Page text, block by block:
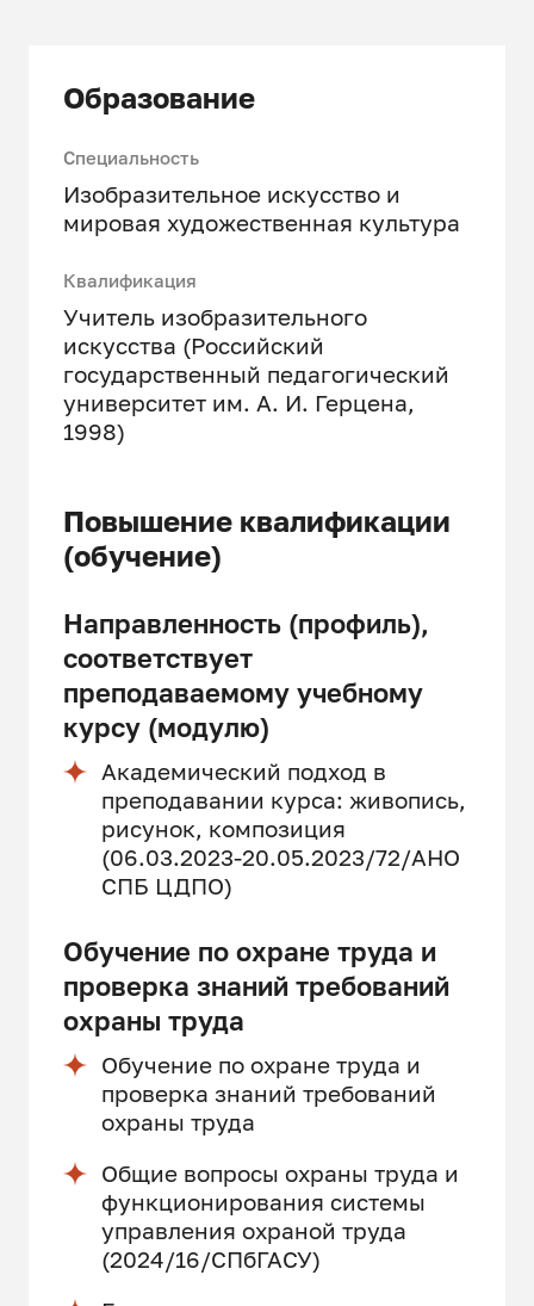
Образование
Специальность
Изобразительное искусство и
мировая художественная культура
Квалификация
Учитель изобразительного
искусства (Российский
государственный педагогический
университет им. А. И. Герцена,
1998)
Повышение квалификации
(обучение)
Направленность (профиль),
соответствует
преподаваемому учебному
курсу (модулю)
Академический подход в
преподавании курса: живопись,
рисунок, композиция
(06.03.2023-20.05.2023/72/АНО
СПБ ЦДПО)
Обучение по охране труда и
проверка знаний требований
охраны труда
Обучение по охране труда и
проверка знаний требований
охраны труда
Общие вопросы охраны труда и
функционирования системы
управления охраной труда
(2024/16/СПбГАСУ)